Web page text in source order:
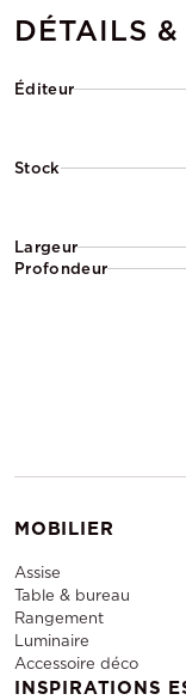
DÉTAILS
Éditeur
Stock
Largeur
Profondeur
MOBILIER
Assise
Table & bureau
Rangement
Luminaire
Accessoire déco
INSPIRATIONS